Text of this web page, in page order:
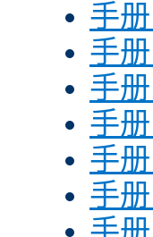
手
手
手
手
手
手